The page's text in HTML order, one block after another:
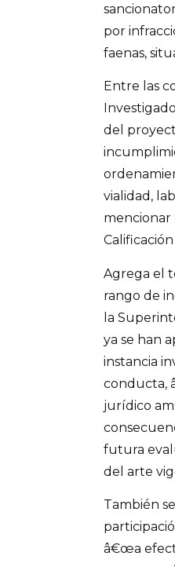
por
faenas,
Entre las
del
vialidad,
mencionar
Agrega el
rango de
la
ya se han
instancia
conducta,
jurídico
futura
del arte
También
â€œa